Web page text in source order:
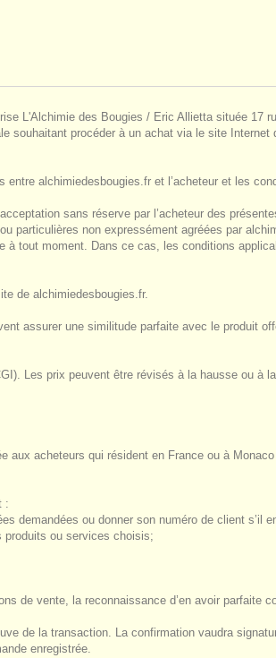
L'Alchimie des Bougies / Eric Allietta située 17
souhaitant procéder à un achat via le site
alchimiedesbougies.fr et l’acheteur et les
sans réserve par l’acheteur des
particulières non expressément agréées par
tout moment. Dans ce cas, les conditions
de alchimiedesbougies.fr.
assurer une similitude parfaite avec le produit
Les prix peuvent être révisés à la hausse ou à
acheteurs qui résident en France ou à
:
demandées ou donner son numéro de client s’il
produits ou services choisis;
de vente, la reconnaissance d’en avoir parfaite
de la transaction. La confirmation vaudra
enregistrée.